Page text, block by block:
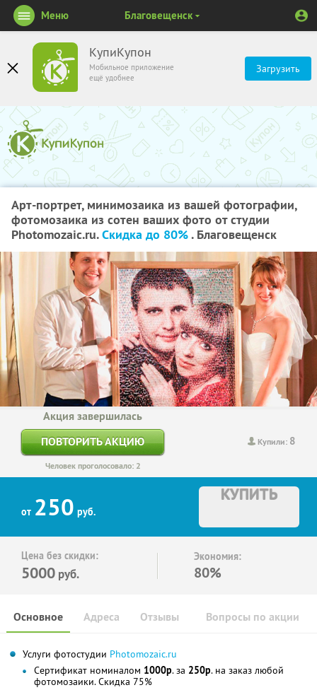
КупиКупон
Мобильное приложение
ещё удобнее
Загрузить
Меню Благовещенск
Арт-портрет, минимозаика из вашей фотографии,
фотомозаика из сотен ваших фото от студии
Photomozaic.ru.Скидка до 80%. Благовещенск
Купили: 8
Акция завершилась
ПОВТОРИТЬ АКЦИЮ
Человек проголосовало: 2
от 250 руб.
КУПИТЬ
Цена без скидки:
5000 руб.
Экономия:
80%
Основное Отзывы Вопросы по акции
Адреса
Услуги фотостудии Photomozaic.ru
Сертификат номиналом 1000р. за 250р. на заказ любой
фотомозаики. Скидка 75%